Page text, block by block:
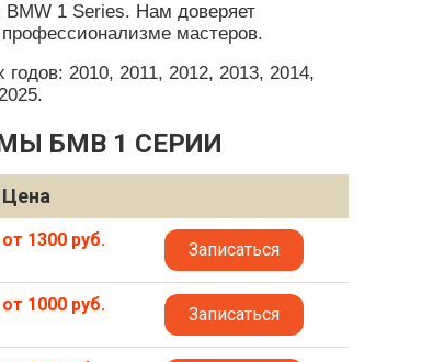
1 Series. Нам доверяет
мастеров.
2010, 2011, 2012, 2013, 2014,
БМВ 1 СЕРИИ
Цена
от 1300 руб. Записаться
от 1000 руб. Записаться